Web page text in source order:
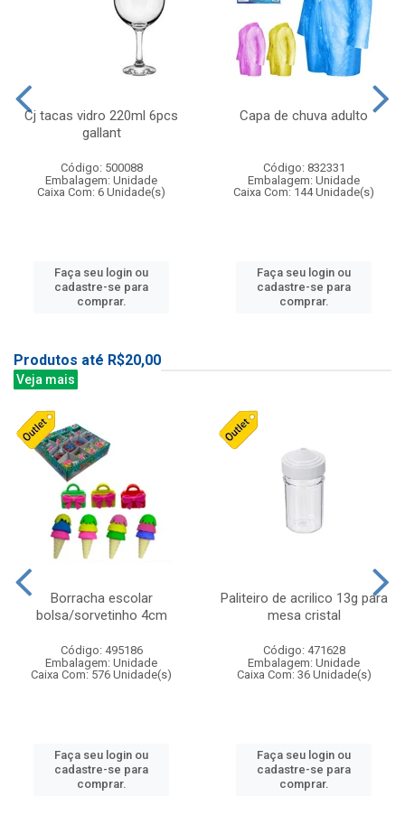
Cj tacas vidro 220ml 6pcs
gallant
Código: 500088
Embalagem: Unidade
Caixa Com: 6 Unidade(s)
Faça seu login ou
cadastre-se para
comprar.
Capa de chuva adulto
Código: 832331
Embalagem: Unidade
Caixa Com: 144 Unidade(s)
Faça seu login ou
cadastre-se para
comprar.
Produtos até R$20,00
Veja mais
Borracha escolar
bolsa/sorvetinho 4cm
Código: 495186
Embalagem: Unidade
Caixa Com: 576 Unidade(s)
Faça seu login ou
cadastre-se para
comprar.
Paliteiro de acrilico 13g para
mesa cristal
Código: 471628
Embalagem: Unidade
Caixa Com: 36 Unidade(s)
Faça seu login ou
cadastre-se para
comprar.